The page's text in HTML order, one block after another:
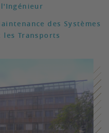
l'Ingénieur
des Systèmes
Transports